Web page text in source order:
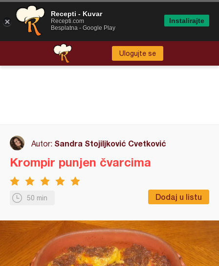
Ulogujte se
Autor: Sandra Stojiljković Cvetković
50 min Dodaj u listu
Krompir punjen čvarcima
Recepti - Kuvar
Recepti.com
Besplatna - Google Play
Instalirajte